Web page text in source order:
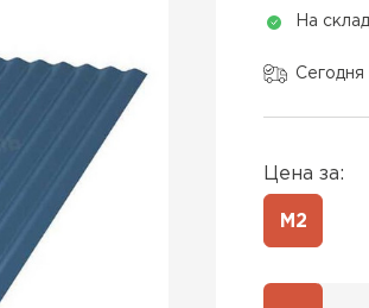
На
Сегодня
Цена за:
М2